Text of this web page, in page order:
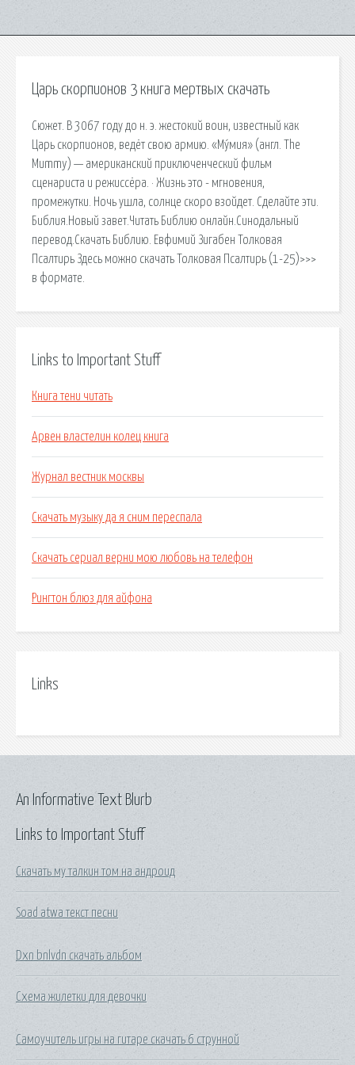
Царь скорпионов 3 книга мертвых скачать
Сюжет. В 3067 году до н. э. жестокий воин, известный как
Царь скорпионов, ведёт свою армию. «Му́мия» (англ. The
Mummy) — американский приключенческий фильм
сценариста и режиссёра. · Жизнь это - мгновения,
промежутки. Ночь ушла, солнце скоро взойдет. Сделайте эти.
Библия.Новый завет.Читать Библию онлайн.Синодальный
перевод.Скачать Библию. Евфимий Зигабен Толковая
Псалтирь Здесь можно скачать Толковая Псалтирь (1-25)>>>
в формате.
Links to Important Stuff
Книга тени читать
Арвен властелин колец книга
Журнал вестник москвы
Скачать музыку да я сним переспала
Скачать сериал верни мою любовь на телефон
Рингтон блюз для айфона
Links
Links to Important Stuff
Скачать му талкин том на андроид
Soad atwa текст песни
Dxn bnlvdn скачать альбом
Схема жилетки для девочки
Самоучитель игры на гитаре скачать 6 струнной
An Informative Text Blurb